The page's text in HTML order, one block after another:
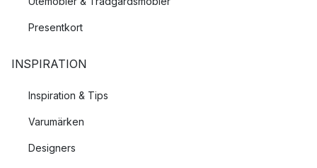
Presentkort
INSPIRATION
Inspiration & Tips
Varumärken
Designers